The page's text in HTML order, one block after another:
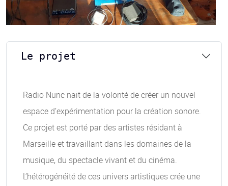
Le projet
Radio Nunc nait de la volonté de créer un nouvel
espace d’expérimentation pour la création sonore.
Ce projet est porté par des artistes résidant à
Marseille et travaillant dans les domaines de la
musique, du spectacle vivant et du cinéma.
L’hétérogénéité de ces univers artistiques crée une